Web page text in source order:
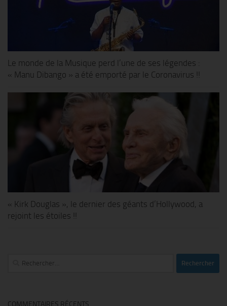
Le monde de la Musique perd l’une de ses légendes :
« Manu Dibango » a été emporté par le Coronavirus !!
« Kirk Douglas », le dernier des géants d’Hollywood, a
rejoint les étoiles !!
Rechercher :
COMMENTAIRES RÉCENTS